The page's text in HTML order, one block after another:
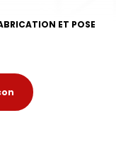
ET POSE